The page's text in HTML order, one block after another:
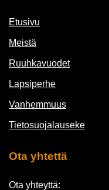
Etusivu
Meistä
Ruuhkavuodet
Lapsiperhe
Vanhemmuus
Tietosuojalauseke
Ota yhtettä
Ota yhteyttä: